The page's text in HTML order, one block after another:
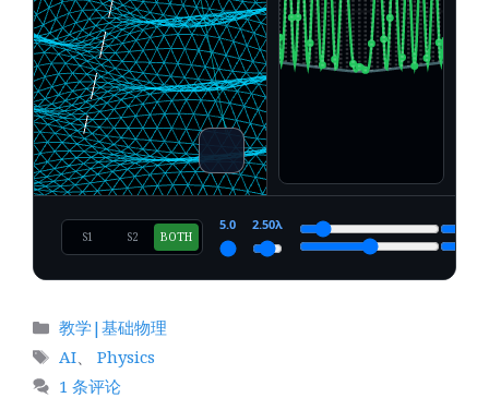
S1 S2 BOTH
5.0 2.50λ
分
类
教学|基础物理
标
签
AI
Physics
1 条评论